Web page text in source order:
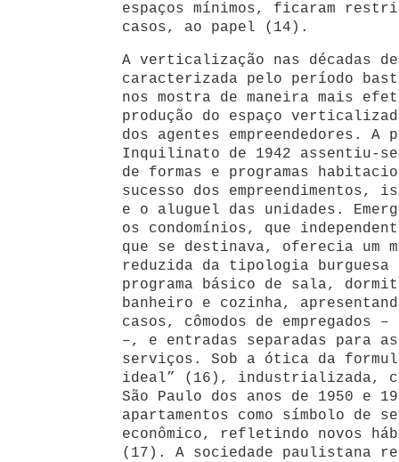
espaços mínimos, ficaram
casos, ao papel (14).
A verticalização nas décadas
caracterizada pelo período
nos mostra de maneira mais
produção do espaço
dos agentes empreendedores.
Inquilinato de 1942 assentiu-
de formas e programas
sucesso dos
e o aluguel das unidades.
os condomínios, que
que se destinava, oferecia um
reduzida da tipologia burguesa
programa básico de sala,
banheiro e cozinha,
casos, cômodos de empregados
–, e entradas separadas para
serviços. Sob a ótica da
ideal” (16), industrializada,
São Paulo dos anos de 1950 e
apartamentos como símbolo de
econômico, refletindo novos
(17). A sociedade paulistana